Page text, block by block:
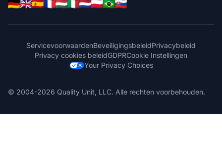
ServicevoorwaardenBeveiligingsbeleidPrivacybeleid
Privacy cookies beleidGDPRCookie Instellingen
Your Privacy Choices
© 2004-2026 Quality Unit, LLC. Alle rechten voorbehouden.